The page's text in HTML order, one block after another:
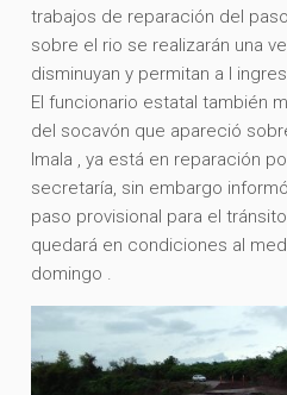
trabajos de reparación del
sobre el rio se realizarán una
disminuyan y permitan a l
El funcionario estatal también
del socavón que apareció
Imala , ya está en reparación
secretaría, sin embargo
paso provisional para el
quedará en condiciones al
domingo .